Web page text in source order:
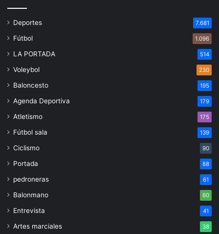
Deportes 7.681
Fútbol 1.096
LA PORTADA 514
Voleybol 230
Baloncesto 195
Agenda Deportiva 179
Atletismo 175
Fútbol sala 139
Ciclismo 90
Portada 88
pedroneras 61
Balonmano 60
Entrevista 41
Artes marciales 38